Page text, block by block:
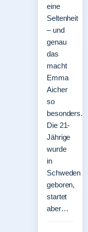
eine
Seltenheit
– und
genau
das
macht
Emma
Aicher
so
besonders.
Die 21-
Jährige
wurde
in
Schweden
geboren,
startet
aber…